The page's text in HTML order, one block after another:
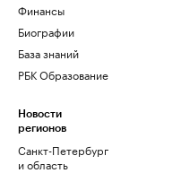
Финансы
Биографии
База знаний
РБК Образование
Новости
регионов
Санкт-Петербург
и область